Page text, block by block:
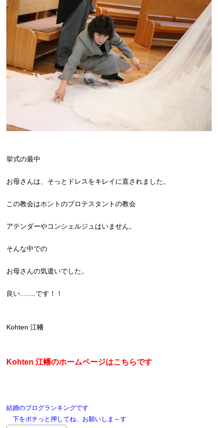
挙式の最中
お母さんは、そっとドレスをキレイに直されました。
この教会はホントのプロテスタントの教会
アテンダーやコンシェルジュはいません。
そんな中での
お母さんの気遣いでした。
良い........です！！
Kohten 江幡
Kohten 江幡のホームページはこちらです
結婚のブログランキングです
下をポチっと押してね、お願いしま～す